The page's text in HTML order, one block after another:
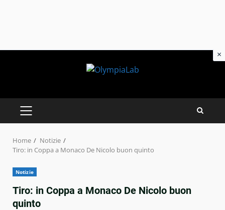
PRIMARY
MENU
Home
Notizie
Tiro: in Coppa a Monaco De Nicolo buon quinto
Notizie
Tiro: in Coppa a Monaco De Nicolo buon
quinto
×